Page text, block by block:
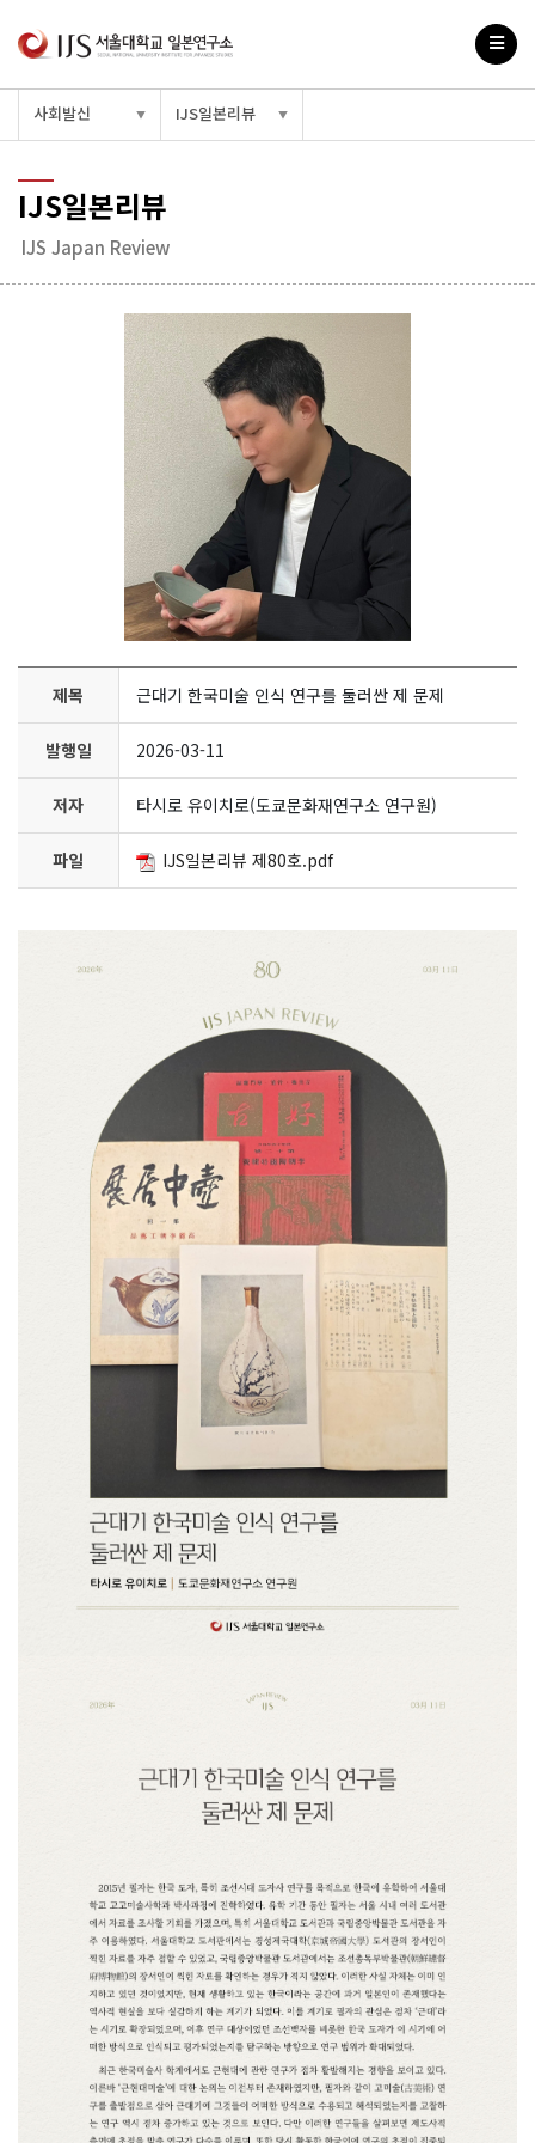
사회발신 ▼ IJS일본리뷰 ▼
IJS일본리뷰
IJS Japan Review
제목 근대기 한국미술 인식 연구를 둘러싼 제 문제
발행일 2026-03-11
저자 타시로 유이치로(도쿄문화재연구소 연구원)
파일 IJS일본리뷰 제80호.pdf